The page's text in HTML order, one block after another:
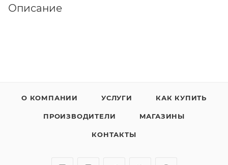
Описание
О КОМПАНИИ УСЛУГИ КАК КУПИТЬ
ПРОИЗВОДИТЕЛИ МАГАЗИНЫ
КОНТАКТЫ